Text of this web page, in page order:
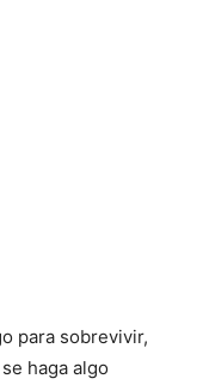
para sobrevivir,
haga algo